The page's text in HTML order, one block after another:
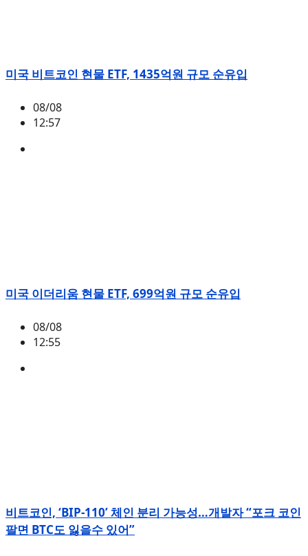
미국 비트코인 현물 ETF, 1435억원 규모 순유입
08/08
12:57
미국 이더리움 현물 ETF, 699억원 규모 순유입
08/08
12:55
비트코인, ‘BIP-110’ 체인 분리 가능성…개발자 “포크 코인
팔면 BTC도 잃을수 있어”